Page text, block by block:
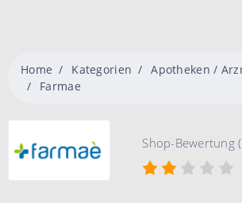
Home Kategorien
Apotheken /
Farmae
Shop-Bewertung